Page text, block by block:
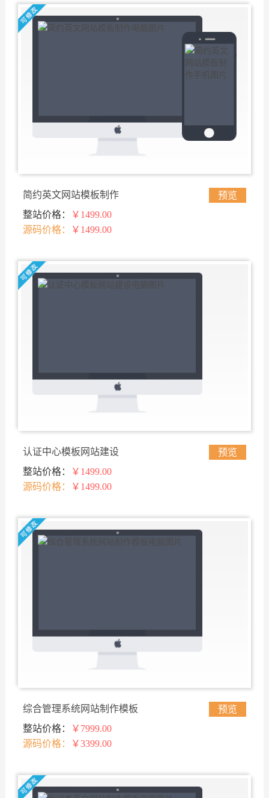
简约英文网站模板制作
预览
整站价格：
￥1499.00
源码价格：
￥1499.00
认证中心模板网站建设
预览
整站价格：
￥1499.00
源码价格：
￥1499.00
综合管理系统网站制作模板
预览
整站价格：
￥7999.00
源码价格：
￥3399.00